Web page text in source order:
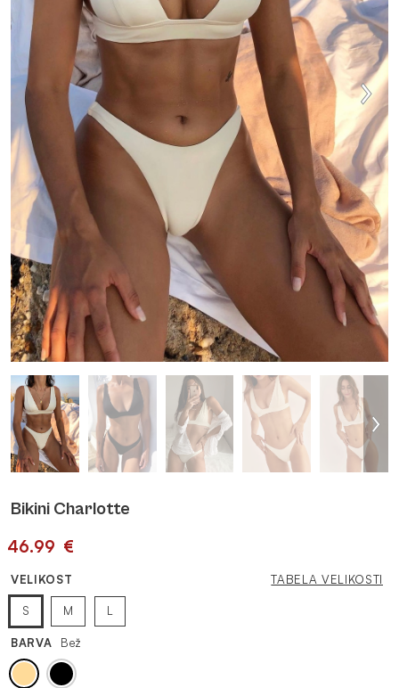
ACTIVEWEAR
MAJICE & TOPI
KOMPLETI TRENIRK
OBUTEV
DODATKI
OUTLET
Bikini Charlotte
46.99 €
VELIKOST TABELA VELIKOSTI
S M L
BARVA Bež